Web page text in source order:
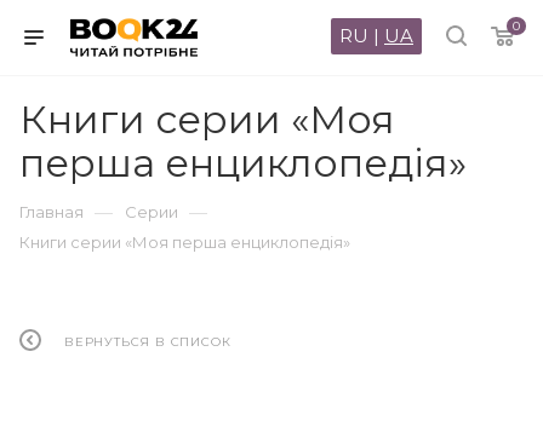
0
RU | UA
Книги серии «Моя
перша енциклопедія»
Главная — Серии —
Книги серии «Моя перша енциклопедія»
ВЕРНУТЬСЯ В СПИСОК